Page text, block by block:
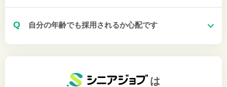
Q 自分の年齢でも採用されるか心配です
は